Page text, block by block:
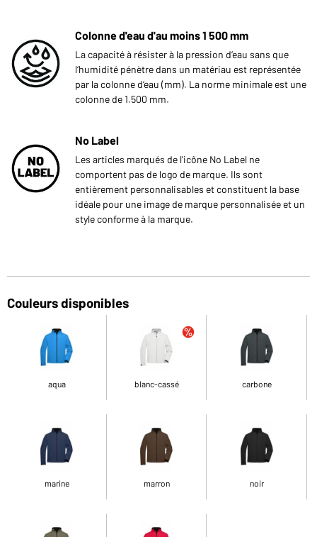
Colonne d'eau d'au moins 1 500 mm
La capacité à résister à la pression d‘eau sans que
l‘humidité pénètre dans un matériau est représentée
par la colonne d‘eau (mm). La norme minimale est une
colonne de 1.500 mm.
No Label
Les articles marqués de l'icône No Label ne
comportent pas de logo de marque. Ils sont
entièrement personnalisables et constituent la base
idéale pour une image de marque personnalisée et un
style conforme à la marque.
Couleurs disponibles
aqua blanc-cassé carbone
marine marron noir